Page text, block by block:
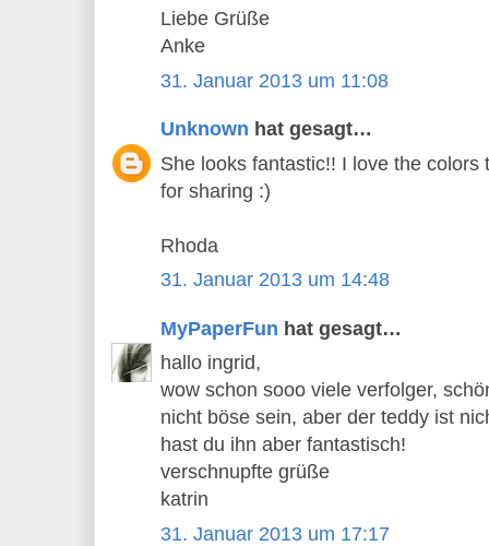
Liebe Grüße
Anke
31. Januar 2013 um 11:08
Unknown hat gesagt…
She looks fantastic!! I love the colors
for sharing :)
Rhoda
31. Januar 2013 um 14:48
MyPaperFun hat gesagt…
hallo ingrid,
wow schon sooo viele verfolger,
nicht böse sein, aber der teddy ist
hast du ihn aber fantastisch!
verschnupfte grüße
katrin
31. Januar 2013 um 17:17